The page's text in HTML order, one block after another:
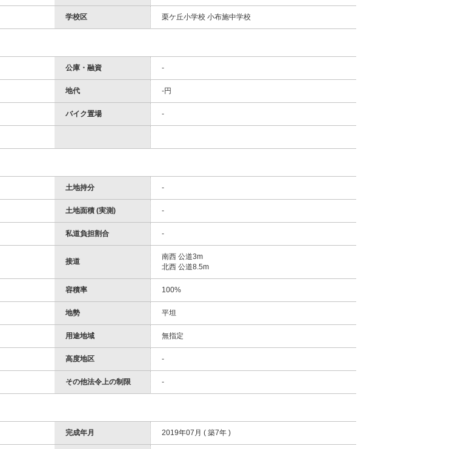
学校区 栗ケ丘小学校 小布施中学校
公庫・融資 -
地代 -円
バイク置場 -
土地持分 -
土地面積 (実測) -
私道負担割合 -
接道
南西 公道3m
北西 公道8.5m
容積率 100%
地勢 平坦
用途地域 無指定
高度地区 -
その他法令上の制限 -
完成年月 2019年07月 ( 築7年 )